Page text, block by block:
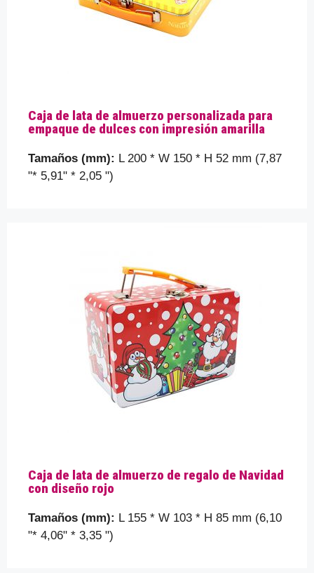
Caja de lata de almuerzo personalizada para
empaque de dulces con impresión amarilla
Tamaños (mm): L 200 * W 150 * H 52 mm (7,87
"* 5,91" * 2,05 ")
Caja de lata de almuerzo de regalo de Navidad
con diseño rojo
Tamaños (mm): L 155 * W 103 * H 85 mm (6,10
"* 4,06" * 3,35 ")